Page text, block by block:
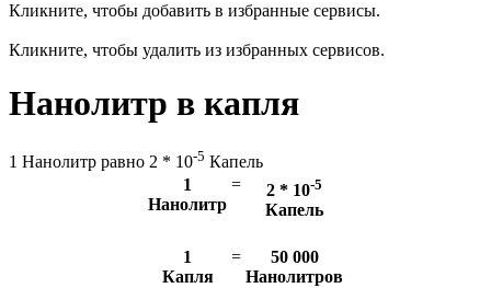
Кликните, чтобы добавить в избранные сервисы.
Кликните, чтобы удалить из избранных сервисов.
Нанолитр в капля
1 Нанолитр равно 2 * 10-5 Капель
1
Нанолитр
= 2 * 10-5
Капель
1
Капля
=
50 000
Нанолитров